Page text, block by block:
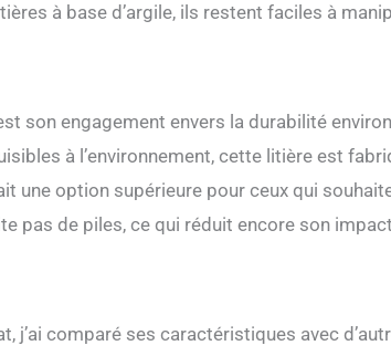
à base d’argile, ils restent faciles à
son engagement envers la durabilité
à l’environnement, cette litière est
une option supérieure pour ceux qui
pas de piles, ce qui réduit encore son
j’ai comparé ses caractéristiques avec